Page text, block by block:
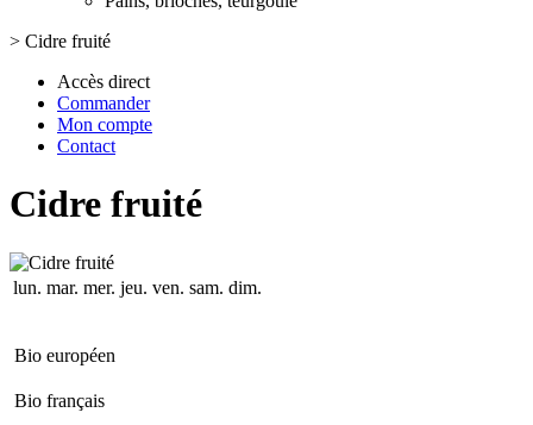
> Cidre fruité
Accès direct
Commander
Mon compte
Contact
Cidre fruité
lun. mar. mer. jeu. ven. sam. dim.
Bio européen
Bio français